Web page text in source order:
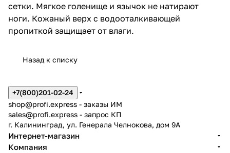
сетки. Мягкое голенище и язычок не натирают
ноги. Кожаный верх с водооталкивающей
пропиткой защищает от влаги.
Назад к списку
+7(800)201-02-24
shop@profi.express - заказы ИМ
sales@profi.express - запрос КП
г. Калининград, ул. Генерала Челнокова, дом 9A
Интернет-магазин
Компания